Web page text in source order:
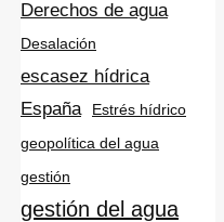
Derechos de agua
Desalación
escasez hídrica
España
Estrés hídrico
geopolítica del agua
gestión
gestión del agua